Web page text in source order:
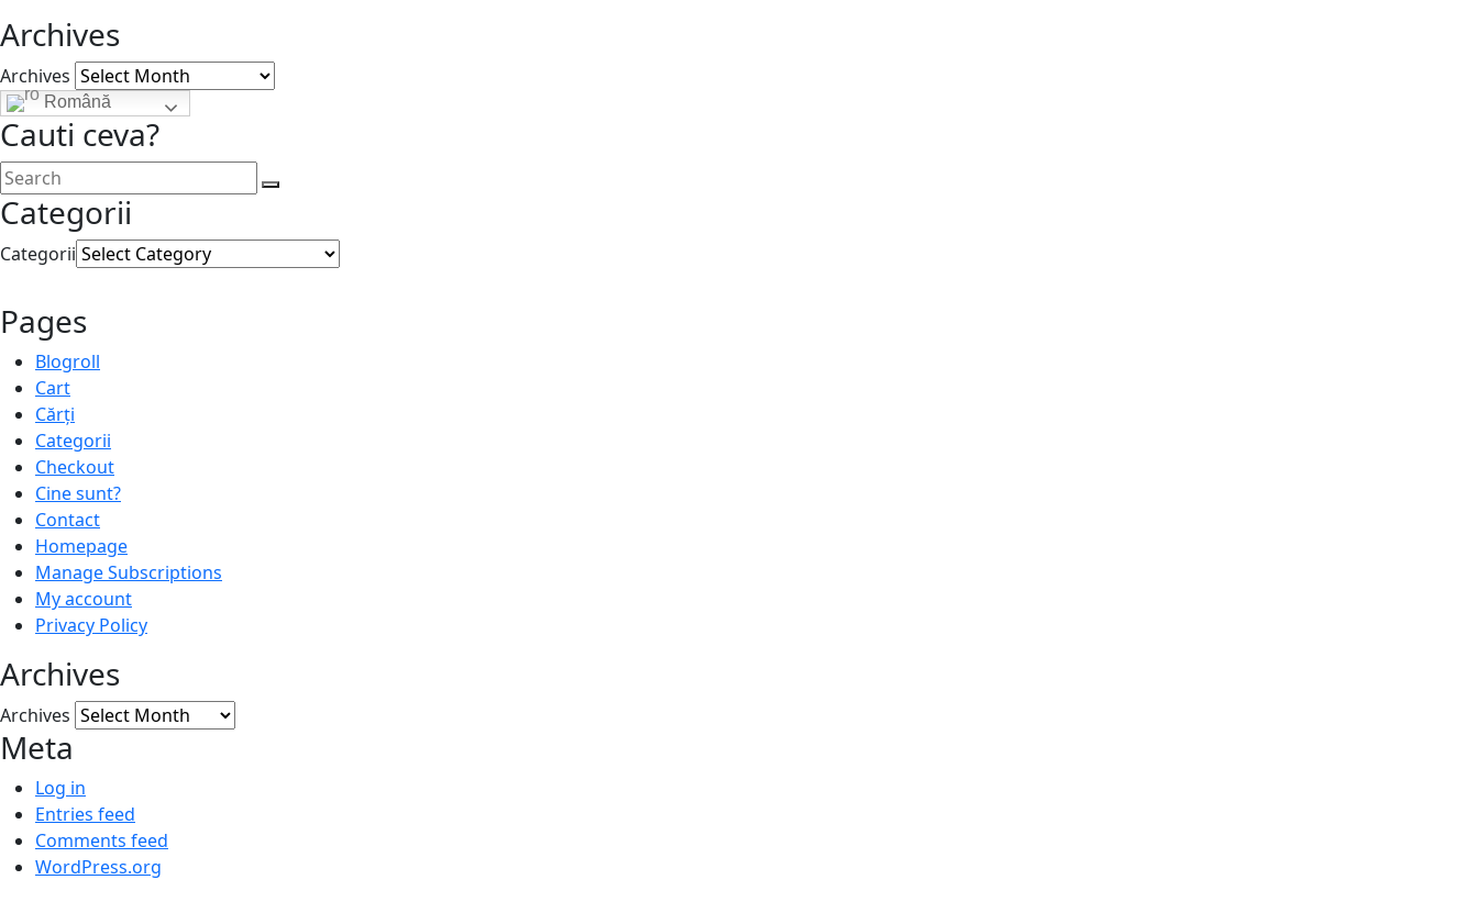
Archives
Archives
Română
Cauti ceva?
Categorii
Categorii
Pages
Blogroll
Cart
Cărți
Categorii
Checkout
Cine sunt?
Contact
Homepage
Manage Subscriptions
My account
Privacy Policy
Archives
Archives
Meta
Log in
Entries feed
Comments feed
WordPress.org